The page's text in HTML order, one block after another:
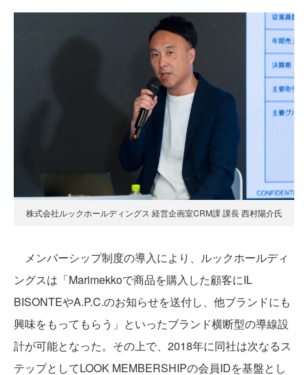
株式会社ルックホールディングス 経営企画室CRM課 課長 西村陽介氏
メンバーシップ制度の導入により、ルックホールディ
ングスは「Marimekkoで商品を購入した顧客にIL
BISONTEやA.P.C.のお知らせを送付し、他ブランドにも
興味をもってもらう」といったブランド横断型の導線設
計が可能となった。その上で、2018年に同社は次なるス
テップとしてLOOK MEMBERSHIPの会員IDを基盤とし